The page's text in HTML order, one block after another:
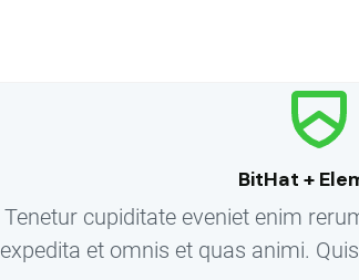
BitHat +
Tenetur cupiditate eveniet enim
expedita et omnis et quas animi.